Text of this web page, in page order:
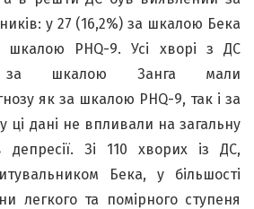
у 27 (16,2%) за шкалою Бека
PHQ-9. Усі хворі з ДС
за шкалою Занга мали
як за шкалою PHQ-9, так і за
ці дані не впливали на загальну
депресії. Зі 110 хворих із ДС,
Бека, у більшості
легкого та помірного ступеня